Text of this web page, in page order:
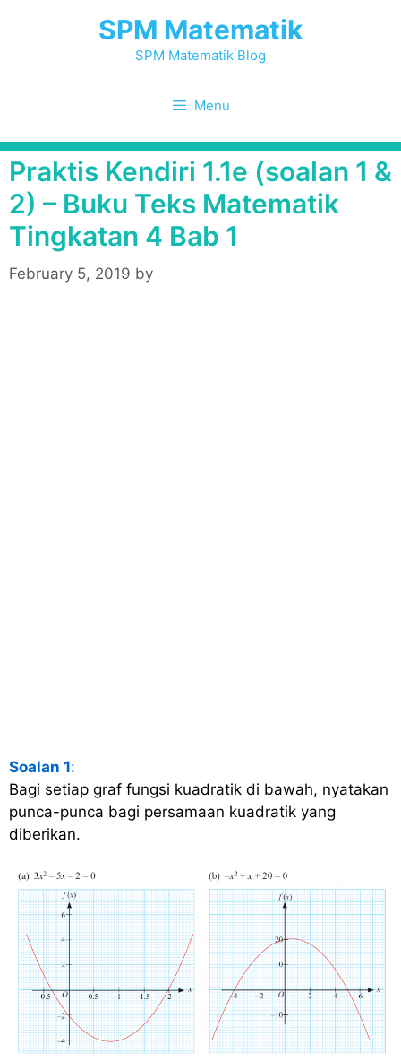
SPM Matematik
SPM Matematik Blog
Menu
Praktis Kendiri 1.1e (soalan 1 &
2) – Buku Teks Matematik
Tingkatan 4 Bab 1
February 5, 2019 by
Soalan 1:
Bagi setiap graf fungsi kuadratik di bawah, nyatakan
punca-punca bagi persamaan kuadratik yang
diberikan.